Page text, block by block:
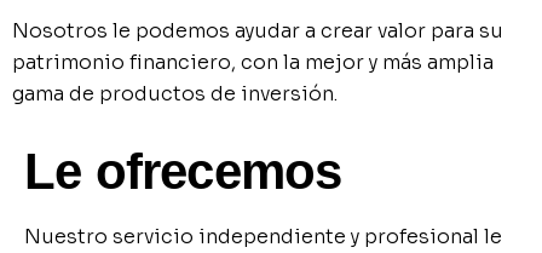
Nosotros le podemos ayudar a crear valor para su
patrimonio financiero, con la mejor y más amplia
gama de productos de inversión.
Le ofrecemos
Nuestro servicio independiente y profesional le